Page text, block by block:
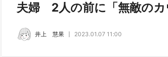
夫婦 2人の前に「無敵の
井上 慧果 2023.01.07 11:00